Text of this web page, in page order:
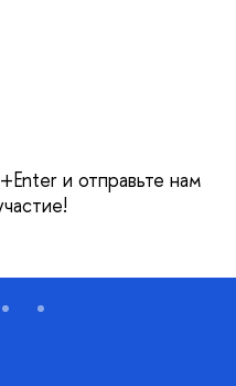
и отправьте нам